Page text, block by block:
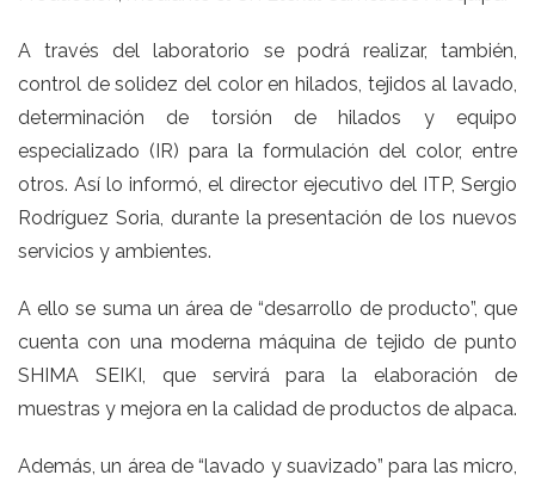
A través del laboratorio se podrá realizar, también,
control de solidez del color en hilados, tejidos al lavado,
determinación de torsión de hilados y equipo
especializado (IR) para la formulación del color, entre
otros. Así lo informó, el director ejecutivo del ITP, Sergio
Rodríguez Soria, durante la presentación de los nuevos
servicios y ambientes.
A ello se suma un área de “desarrollo de producto”, que
cuenta con una moderna máquina de tejido de punto
SHIMA SEIKI, que servirá para la elaboración de
muestras y mejora en la calidad de productos de alpaca.
Además, un área de “lavado y suavizado” para las micro,